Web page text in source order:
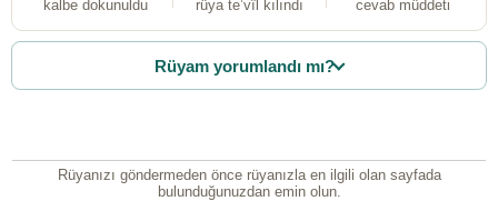
kalbe dokunuldu rüya te’vîl kılındı cevab müddeti
Rüyam yorumlandı mı?
Rüyanızı göndermeden önce rüyanızla en ilgili olan sayfada
bulunduğunuzdan emin olun.